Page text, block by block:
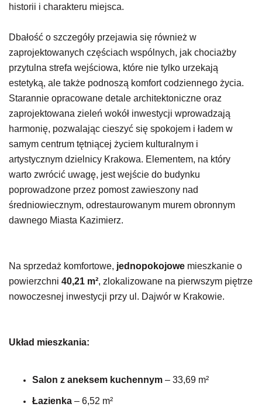
historii i charakteru miejsca.
Dbałość o szczegóły przejawia się również w
zaprojektowanych częściach wspólnych, jak chociażby
przytulna strefa wejściowa, które nie tylko urzekają
estetyką, ale także podnoszą komfort codziennego życia.
Starannie opracowane detale architektoniczne oraz
zaprojektowana zieleń wokół inwestycji wprowadzają
harmonię, pozwalając cieszyć się spokojem i ładem w
samym centrum tętniącej życiem kulturalnym i
artystycznym dzielnicy Krakowa. Elementem, na który
warto zwrócić uwagę, jest wejście do budynku
poprowadzone przez pomost zawieszony nad
średniowiecznym, odrestaurowanym murem obronnym
dawnego Miasta Kazimierz.
Na sprzedaż komfortowe, jednopokojowe mieszkanie o
powierzchni 40,21 m², zlokalizowane na pierwszym piętrze
nowoczesnej inwestycji przy ul. Dajwór w Krakowie.
Układ mieszkania:
Salon z aneksem kuchennym – 33,69 m²
Łazienka – 6,52 m²